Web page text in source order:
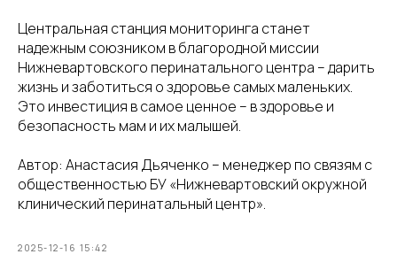
Центральная станция мониторинга станет
надежным союзником в благородной миссии
Нижневартовского перинатального центра – дарить
жизнь и заботиться о здоровье самых маленьких.
Это инвестиция в самое ценное – в здоровье и
безопасность мам и их малышей.
Автор: Анастасия Дьяченко – менеджер по связям с
общественностью БУ «Нижневартовский окружной
клинический перинатальный центр».
2025-12-16 15:42